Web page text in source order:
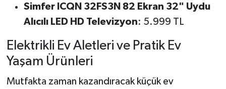
Simfer ICQN 32FS3N 82 Ekran 32" Uydu
Alıcılı LED HD Televizyon: 5.999 TL
Elektrikli Ev Aletleri ve Pratik Ev
Yaşam Ürünleri
Mutfakta zaman kazandıracak küçük ev